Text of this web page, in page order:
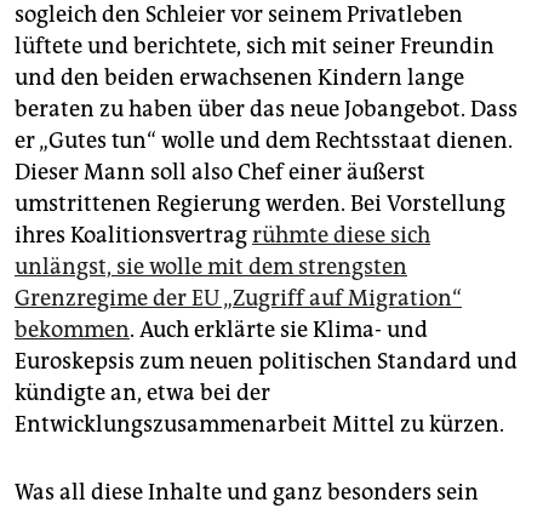
sogleich den Schleier vor seinem Privatleben
lüftete und berichtete, sich mit seiner Freundin
und den beiden erwachsenen Kindern lange
beraten zu haben über das neue Jobangebot. Dass
er „Gutes tun“ wolle und dem Rechtsstaat dienen.
Dieser Mann soll also Chef einer äußerst
umstrittenen Regierung werden. Bei Vorstellung
ihres Koalitionsvertragrühmte diese sich
unlängst, sie wolle mit dem strengsten
Grenzregime der EU „Zugriff auf Migration“
bekommen. Auch erklärte sie Klima- und
Euroskepsis zum neuen politischen Standard und
kündigte an, etwa bei der
Entwicklungszusammenarbeit Mittel zu kürzen.
Was all diese Inhalte und ganz besonders sein